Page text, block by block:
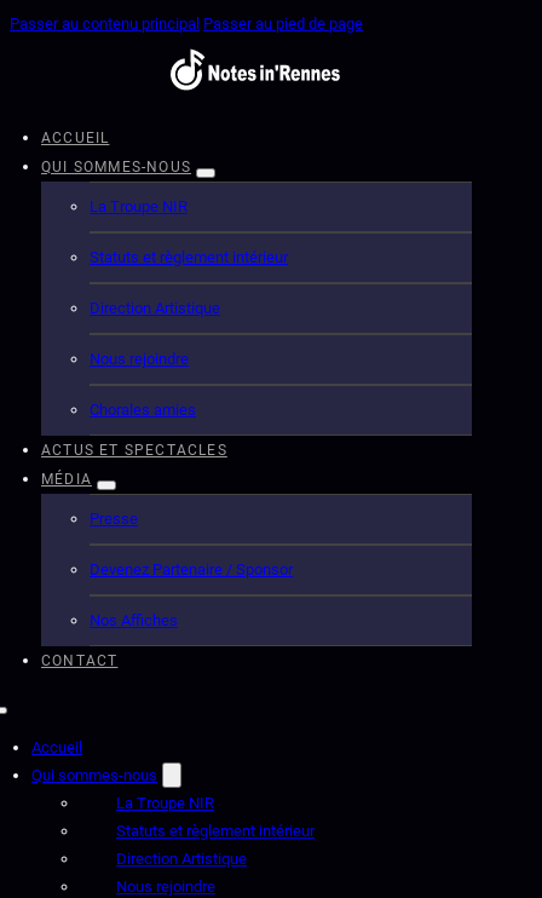
Passer au contenu principal Passer au pied de page
ACCUEIL
QUI SOMMES-NOUS
La Troupe NIR
Statuts et règlement intérieur
Direction Artistique
Nous rejoindre
Chorales amies
ACTUS ET SPECTACLES
MÉDIA
Presse
Devenez Partenaire / Sponsor
Nos Affiches
CONTACT
Accueil
Qui sommes-nous
La Troupe NIR
Statuts et règlement intérieur
Direction Artistique
Nous rejoindre